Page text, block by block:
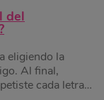
del
eligiendo la
Al final,
cada letra